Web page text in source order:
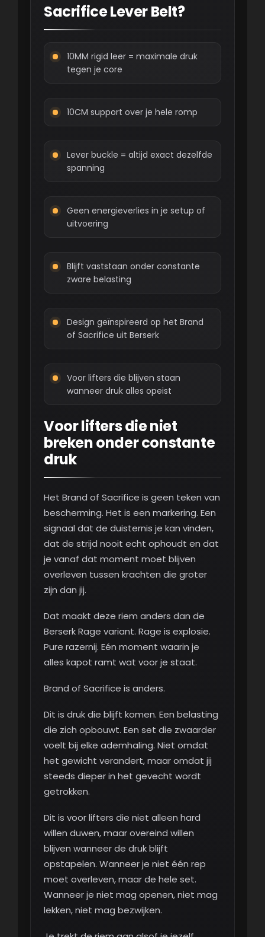
Sacrifice Lever Belt?
10MM rigid leer = maximale druk
tegen je core
10CM support over je hele romp
Lever buckle = altijd exact dezelfde
spanning
Geen energieverlies in je setup of
uitvoering
Blijft vaststaan onder constante
zware belasting
Design geïnspireerd op het Brand
of Sacrifice uit Berserk
Voor lifters die blijven staan
wanneer druk alles opeist
Voor lifters die niet
breken onder constante
druk
Het Brand of Sacrifice is geen teken van
bescherming. Het is een markering. Een
signaal dat de duisternis je kan vinden,
dat de strijd nooit echt ophoudt en dat
je vanaf dat moment moet blijven
overleven tussen krachten die groter
zijn dan jij.
Dat maakt deze riem anders dan de
Berserk Rage variant. Rage is explosie.
Pure razernij. Eén moment waarin je
alles kapot ramt wat voor je staat.
Brand of Sacrifice is anders.
Dit is druk die blijft komen. Een belasting
die zich opbouwt. Een set die zwaarder
voelt bij elke ademhaling. Niet omdat
het gewicht verandert, maar omdat jij
steeds dieper in het gevecht wordt
getrokken.
Dit is voor lifters die niet alleen hard
willen duwen, maar overeind willen
blijven wanneer de druk blijft
opstapelen. Wanneer je niet één rep
moet overleven, maar de hele set.
Wanneer je niet mag openen, niet mag
lekken, niet mag bezwijken.